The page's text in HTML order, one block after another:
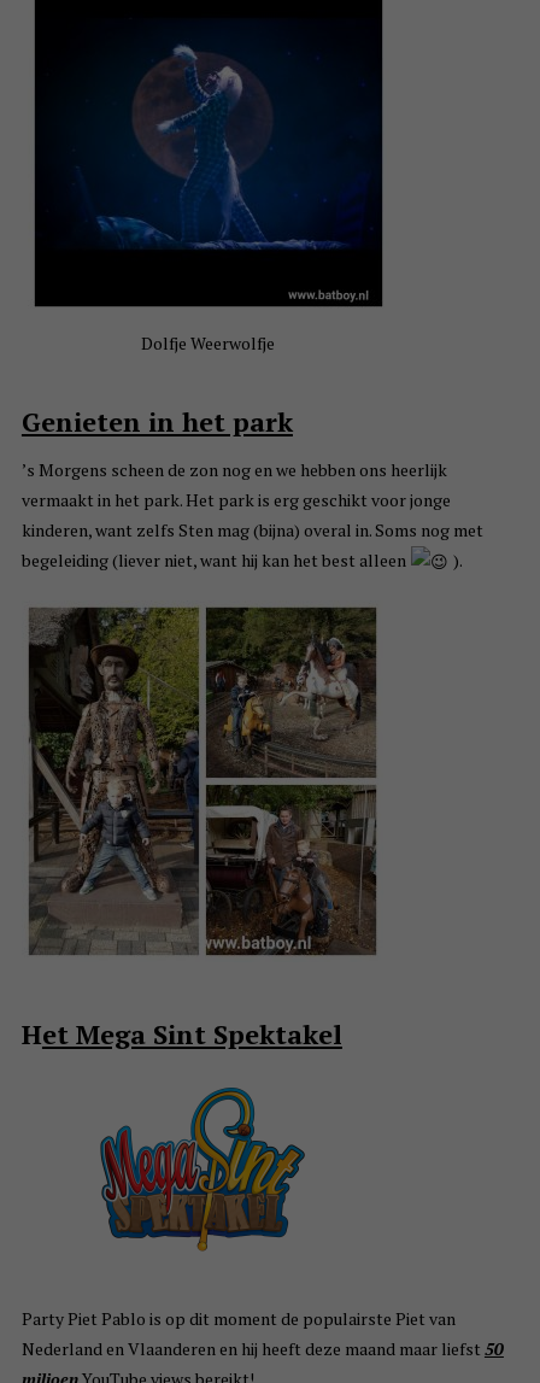
Dolfje Weerwolfje
Genieten in het park
’s Morgens scheen de zon nog en we hebben ons heerlijk
vermaakt in het park. Het park is erg geschikt voor jonge
kinderen, want zelfs Sten mag (bijna) overal in. Soms nog met
begeleiding (liever niet, want hij kan het best alleen
).
Het Mega Sint Spektakel
Party Piet Pablo is op dit moment de populairste Piet van
Nederland en Vlaanderen en hij heeft deze maand maar liefst 50